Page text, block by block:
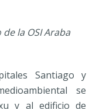
la OSI Araba
Santiago y
se
y al edificio de